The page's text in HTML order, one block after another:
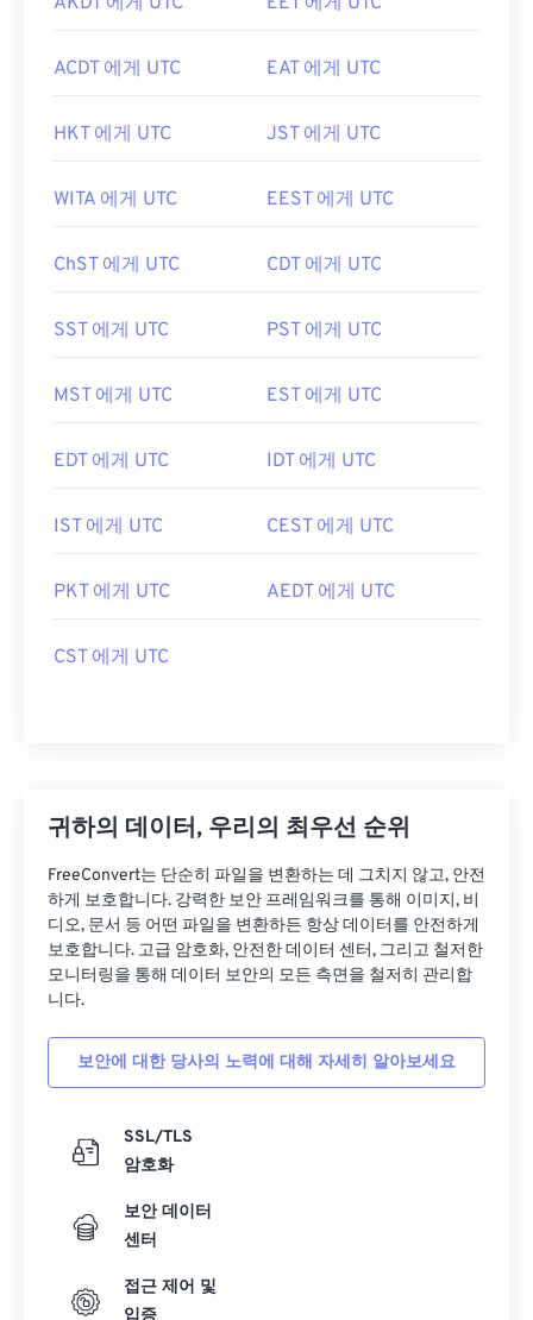
ACDT 에게 UTC EAT 에게 UTC
HKT 에게 UTC JST 에게 UTC
WITA 에게 UTC EEST 에게 UTC
ChST 에게 UTC CDT 에게 UTC
SST 에게 UTC PST 에게 UTC
MST 에게 UTC EST 에게 UTC
EDT 에게 UTC IDT 에게 UTC
IST 에게 UTC CEST 에게 UTC
PKT 에게 UTC AEDT 에게 UTC
CST 에게 UTC
귀하의 데이터, 우리의 최우선 순위
FreeConvert는 단순히 파일을 변환하는 데 그치지 않고, 안전
하게 보호합니다. 강력한 보안 프레임워크를 통해 이미지, 비
디오, 문서 등 어떤 파일을 변환하든 항상 데이터를 안전하게
보호합니다. 고급 암호화, 안전한 데이터 센터, 그리고 철저한
모니터링을 통해 데이터 보안의 모든 측면을 철저히 관리합
니다.
보안에 대한 당사의 노력에 대해 자세히 알아보세요
SSL/TLS
암호화
보안 데이터
센터
접근 제어 및
입증